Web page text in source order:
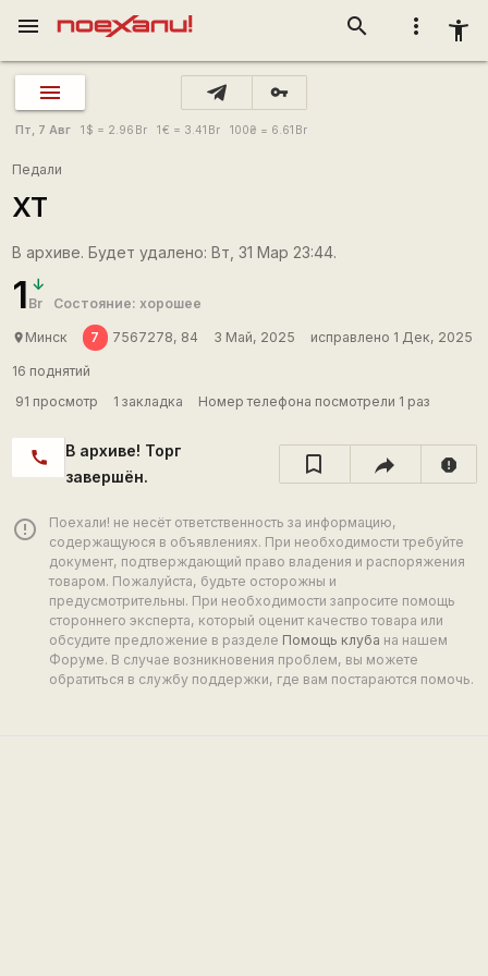
more_vert accessibility_new
search
menu
vpn_key
Пт, 7 Авг 1 $ = 2.96 Br 1€ = 3.41 Br 100₴ = 6.61 Br
Педали
ХТ
В архиве. Будет удалено: Вт, 31 Мар 23:44.
1 Br Состояние: хорошее
place Минск 7 7567278, 84 3 Май, 2025 исправлено 1 Дек, 2025
16 поднятий
91 просмотр
1 закладка Номер телефона посмотрели 1 раз
call
В архиве! Торг
завершён.
report
error_outline
Поехали! не несёт ответственность за информацию,
содержащуюся в объявлениях. При необходимости требуйте
документ, подтверждающий право владения и распоряжения
товаром. Пожалуйста, будьте осторожны и
предусмотрительны. При необходимости запросите помощь
стороннего эксперта, который оценит качество товара или
обсудите предложение в разделе Помощь клуба на нашем
Форуме. В случае возникновения проблем, вы можете
обратиться в службу поддержки, где вам постараются помочь.